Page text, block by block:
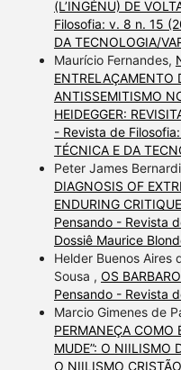
(L’INGÉNU) DE
Filosofia: v. 8 n. 15
DA TECNOLOGIA/
Maurício Fernandes,
ENTRELAÇAMENTO
ANTISSEMITISMO
HEIDEGGER:
- Revista de
TÉCNICA E DA
Peter James
DIAGNOSIS OF
ENDURING
Pensando - Revista
Dossiê Maurice
Helder Buenos Aires
Sousa , OS
Pensando - Revista
Marcio Gimenes de
PERMANEÇA COMO
MUDE”: O NIILISMO
O NIILISMO